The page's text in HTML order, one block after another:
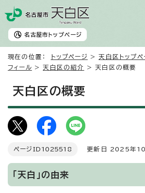
名古屋市 トップページ
現在の位置： トップページ >天白区トップペ
フィール >天白区の紹介 > 天白区の概要
天白区の概要
ページID 1025518 更新日 2025年10
「天白」の由来